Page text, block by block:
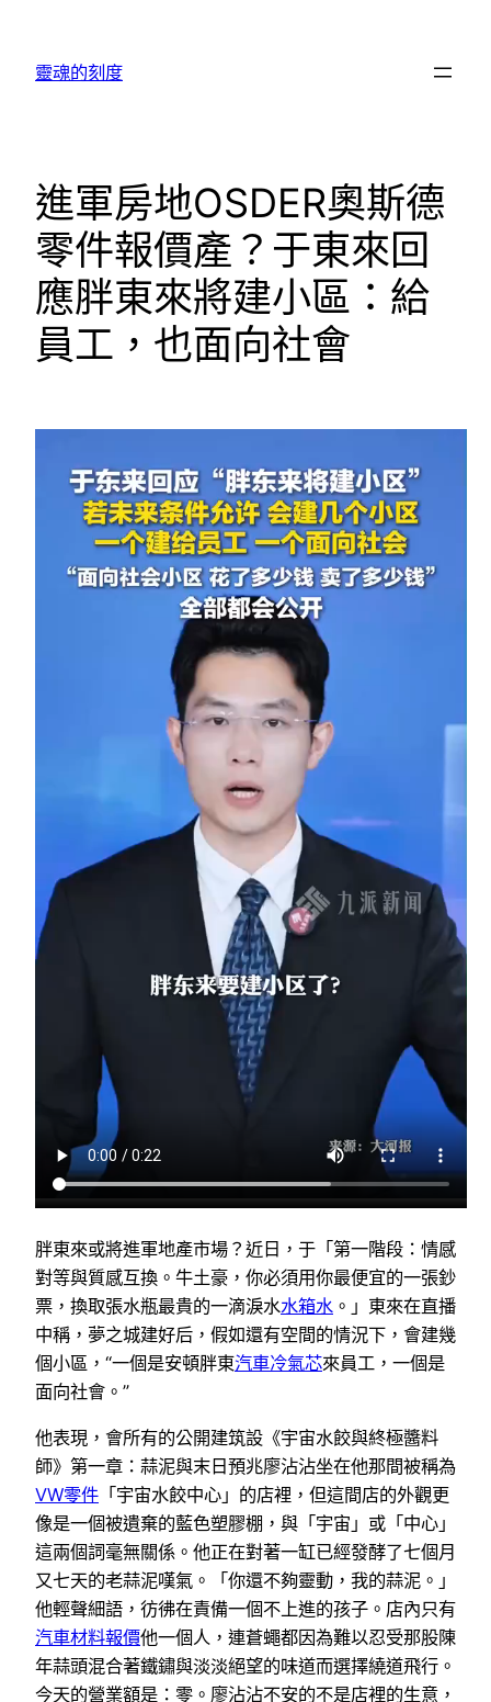
靈魂的刻度
進軍房地OSDER奧斯德
零件報價產？于東來回
應胖東來將建小區：給
員工，也面向社會
胖東來或將進軍地產市場？近日，于「第一階段：情感
對等與質感互換。牛土豪，你必須用你最便宜的一張鈔
票，換取張水瓶最貴的一滴淚水水箱水 。」東來在直播
中稱，夢之城建好后，假如還有空間的情況下，會建幾
個小區，“一個是安頓胖東汽車冷氣芯來員工，一個是
面向社會。”
他表現，會所有的公開建筑設《宇宙水餃與終極醬料
師》第一章：蒜泥與末日預兆廖沾沾坐在他那間被稱為
VW零件 「宇宙水餃中心」的店裡，但這間店的外觀更
像是一個被遺棄的藍色塑膠棚，與「宇宙」或「中心」
這兩個詞毫無關係。他正在對著一缸已經發酵了七個月
又七天的老蒜泥嘆氣。「你還不夠靈動，我的蒜泥。」
他輕聲細語，彷彿在責備一個不上進的孩子。店內只有
汽車材料報價他一個人，連蒼蠅都因為難以忍受那股陳
年蒜頭混合著鐵鏽與淡淡絕望的味道而選擇繞道飛行。
今天的營業額是：零。廖沾沾不安的不是店裡的生意，